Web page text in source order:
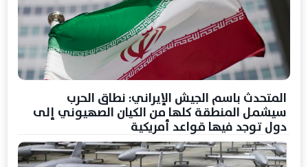
المتحدث باسم الجيش الإيراني: نطاق الحرب
سيشمل المنطقة كلها من الكيان الصهيوني إلى
دول توجد فيها قواعد أمريكية